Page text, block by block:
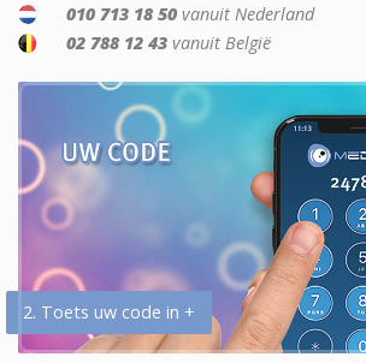
010 713 18 50 vanuit Nederland
02 788 12 43 vanuit België
2. Toets uw code in +